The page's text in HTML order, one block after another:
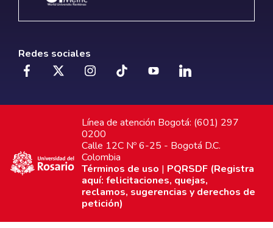
Redes sociales
Línea de atención Bogotá: (601) 297
0200
Calle 12C Nº 6-25 - Bogotá D.C.
Colombia
Términos de uso | PQRSDF (Registra
aquí: felicitaciones, quejas,
reclamos, sugerencias y derechos de
petición)